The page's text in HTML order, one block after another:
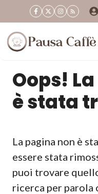
al
contenuto
Oops!
è stata
La pagina non è
essere stata
puoi trovare
ricerca per parola